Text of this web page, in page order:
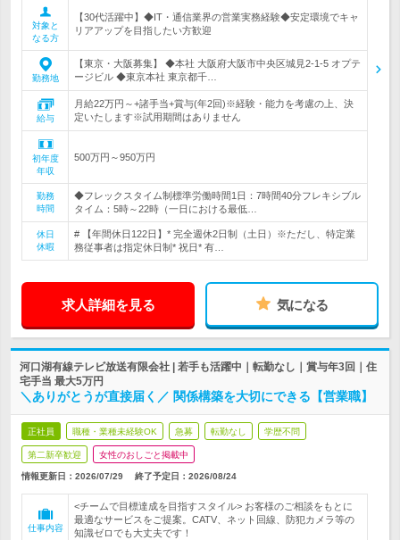
対象と
なる方
【30代活躍中】◆IT・通信業界の営業実務経験◆安定環境でキャ
リアアップを目指したい方歓迎
勤務地
【東京・大阪募集】 ◆本社 大阪府大阪市中央区城見2-1-5 オプテ
ージビル ◆東京本社 東京都千…
給与
月給22万円～+諸手当+賞与(年2回)※経験・能力を考慮の上、決
定いたします※試用期間はありません
初年度
年収
500万円～950万円
勤務
時間
◆フレックスタイム制標準労働時間1日：7時間40分フレキシブル
タイム：5時～22時（一日における最低…
休日
休暇
# 【年間休日122日】* 完全週休2日制（土日）※ただし、特定業
務従事者は指定休日制* 祝日* 有…
求人詳細を見る 気になる
河口湖有線テレビ放送有限会社 | 若手も活躍中｜転勤なし｜賞与年3回｜住
宅手当 最大5万円
＼ありがとうが直接届く／ 関係構築を大切にできる【営業職】
正社員 職種・業種未経験OK 急募 転勤なし 学歴不問
第二新卒歓迎 女性のおしごと掲載中
情報更新日：2026/07/29 終了予定日： 2026/08/24
仕事内容
<チームで目標達成を目指すスタイル> お客様のご相談をもとに
最適なサービスをご提案。CATV、ネット回線、防犯カメラ等の
知識ゼロでも大丈夫です！